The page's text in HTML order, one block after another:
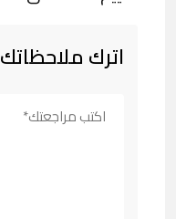
اترك